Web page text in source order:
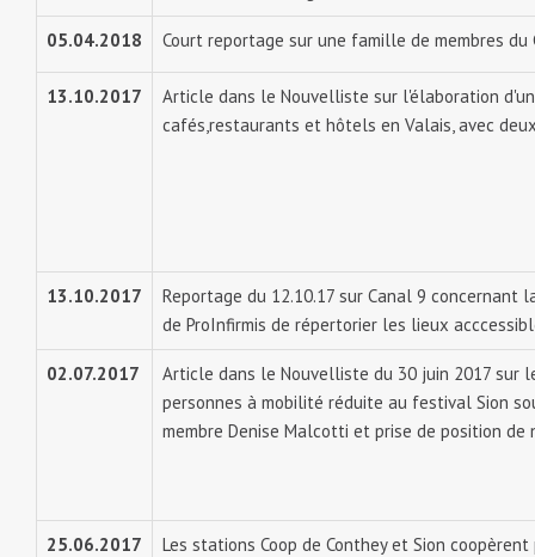
05.04.2018 Court reportage sur une famille de membres du
13.10.2017
Article dans le Nouvelliste sur l'élaboration
cafés,restaurants et hôtels en Valais, avec
13.10.2017
Reportage du 12.10.17 sur Canal 9 concernant
de ProInfirmis de répertorier les lieux
02.07.2017
Article dans le Nouvelliste du 30 juin 2017 sur
personnes à mobilité réduite au festival Sion
membre Denise Malcotti et prise de position
25.06.2017
Les stations Coop de Conthey et Sion